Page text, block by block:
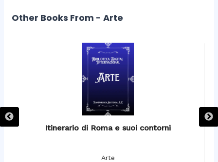
Other Books From - Arte
Itinerario di Roma e suoi contorni
Arte